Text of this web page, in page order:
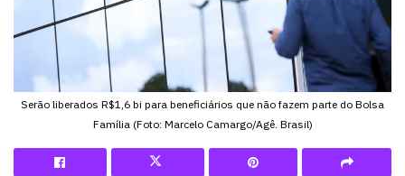
Serão liberados R$1,6 bi para beneficiários que não fazem parte do Bolsa
Família (Foto: Marcelo Camargo/Agê. Brasil)